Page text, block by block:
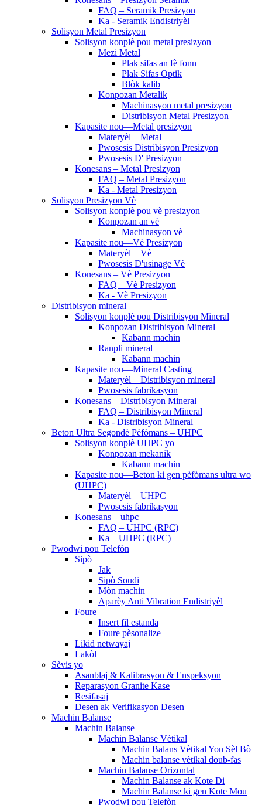
FAQ – Seramik Presizyon
Ka - Seramik Endistriyèl
Solisyon Metal Presizyon
Solisyon konplè pou metal presizyon
Mezi Metal
Plak sifas an fè fonn
Plak Sifas Optik
Blòk kalib
Konpozan Metalik
Machinasyon metal presizyon
Distribisyon Metal Presizyon
Kapasite nou—Metal presizyon
Materyèl – Metal
Pwosesis Distribisyon Presizyon
Pwosesis D' Presizyon
Konesans – Metal Presizyon
FAQ – Metal Presizyon
Ka - Metal Presizyon
Solisyon Presizyon Vè
Solisyon konplè pou vè presizyon
Konpozan an vè
Machinasyon vè
Kapasite nou—Vè Presizyon
Materyèl – Vè
Pwosesis D'usinage Vè
Konesans – Vè Presizyon
FAQ – Vè Presizyon
Ka - Vè Presizyon
Distribisyon mineral
Solisyon konplè pou Distribisyon Mineral
Konpozan Distribisyon Mineral
Kabann machin
Ranpli mineral
Kabann machin
Kapasite nou—Mineral Casting
Materyèl – Distribisyon mineral
Pwosesis fabrikasyon
Konesans – Distribisyon Mineral
FAQ – Distribisyon Mineral
Ka - Distribisyon Mineral
Beton Ultra Segondè Pèfòmans – UHPC
Solisyon konplè UHPC yo
Konpozan mekanik
Kabann machin
Kapasite nou—Beton ki gen pèfòmans ultra wo
(UHPC)
Materyèl – UHPC
Pwosesis fabrikasyon
Konesans – uhpc
FAQ – UHPC (RPC)
Ka – UHPC (RPC)
Pwodwi pou Telefòn
Sipò
Jak
Sipò Soudi
Mòn machin
Aparèy Anti Vibration Endistriyèl
Foure
Insert fil estanda
Foure pèsonalize
Likid netwayaj
Lakòl
Sèvis yo
Asanblaj & Kalibrasyon & Enspeksyon
Reparasyon Granite Kase
Resifasaj
Desen ak Verifikasyon Desen
Machin Balanse
Machin Balanse
Machin Balanse Vètikal
Machin Balans Vètikal Yon Sèl Bò
Machin balanse vètikal doub-fas
Machin Balanse Orizontal
Machin Balanse ak Kote Di
Machin Balanse ki gen Kote Mou
Pwodwi pou Telefòn